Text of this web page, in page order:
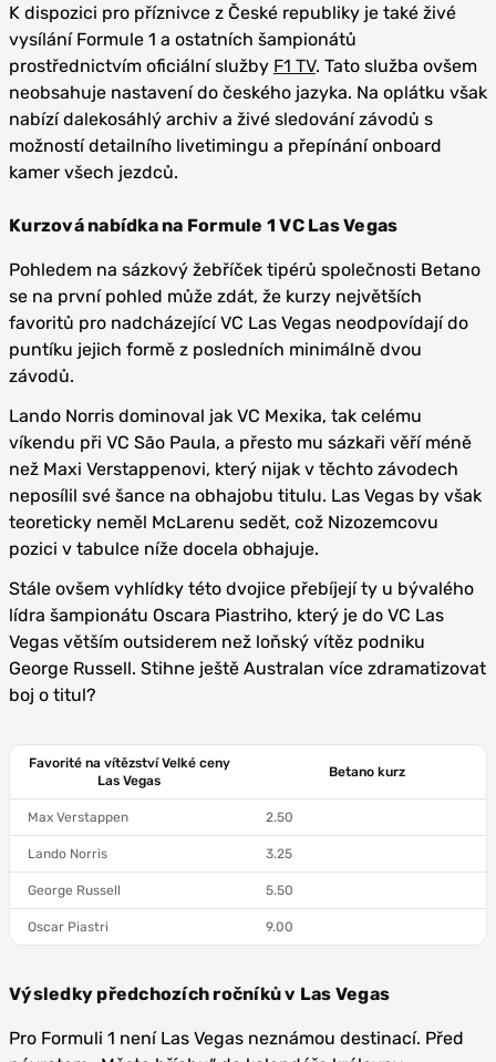
K dispozici pro příznivce z České republiky je také živé
vysílání Formule 1 a ostatních šampionátů
prostřednictvím oficiální služby F1 TV. Tato služba ovšem
neobsahuje nastavení do českého jazyka. Na oplátku však
nabízí dalekosáhlý archiv a živé sledování závodů s
možností detailního livetimingu a přepínání onboard
kamer všech jezdců.
Kurzová nabídka na Formule 1 VC Las Vegas
Pohledem na sázkový žebříček tipérů společnosti Betano
se na první pohled může zdát, že kurzy největších
favoritů pro nadcházející VC Las Vegas neodpovídají do
puntíku jejich formě z posledních minimálně dvou
závodů.
Lando Norris dominoval jak VC Mexika, tak celému
víkendu při VC São Paula, a přesto mu sázkaři věří méně
než Maxi Verstappenovi, který nijak v těchto závodech
neposílil své šance na obhajobu titulu. Las Vegas by však
teoreticky neměl McLarenu sedět, což Nizozemcovu
pozici v tabulce níže docela obhajuje.
Stále ovšem vyhlídky této dvojice přebíjejí ty u bývalého
lídra šampionátu Oscara Piastriho, který je do VC Las
Vegas větším outsiderem než loňský vítěz podniku
George Russell. Stihne ještě Australan více zdramatizovat
boj o titul?
Favorité na vítězství Velké ceny
Las Vegas
Betano kurz
Max Verstappen 2.50
Lando Norris 3.25
George Russell 5.50
Oscar Piastri 9.00
Výsledky předchozích ročníků v Las Vegas
Pro Formuli 1 není Las Vegas neznámou destinací. Před